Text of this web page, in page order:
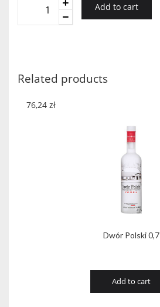
Add to cart
Related products
Dwór Polski 0,7
76,24 zł
Add to cart